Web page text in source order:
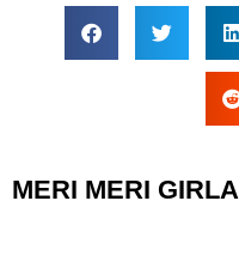
MERI MERI